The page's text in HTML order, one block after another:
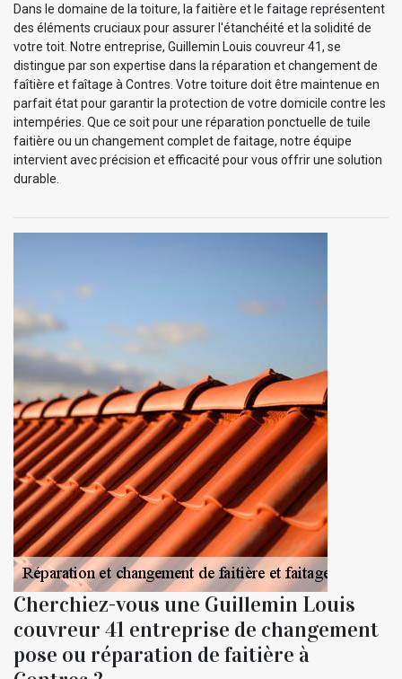
Dans le domaine de la toiture, la faitière et le faitage représentent
des éléments cruciaux pour assurer l'étanchéité et la solidité de
votre toit. Notre entreprise, Guillemin Louis couvreur 41, se
distingue par son expertise dans la réparation et changement de
faîtière et faîtage à Contres. Votre toiture doit être maintenue en
parfait état pour garantir la protection de votre domicile contre les
intempéries. Que ce soit pour une réparation ponctuelle de tuile
faitière ou un changement complet de faitage, notre équipe
intervient avec précision et efficacité pour vous offrir une solution
durable.
Cherchiez-vous une Guillemin Louis
couvreur 41 entreprise de changement
pose ou réparation de faitière à